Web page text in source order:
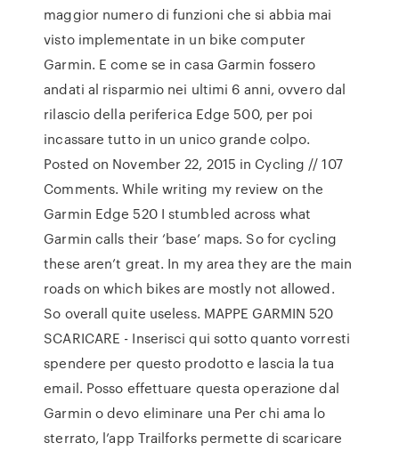
maggior numero di funzioni che si abbia mai
visto implementate in un bike computer
Garmin. E come se in casa Garmin fossero
andati al risparmio nei ultimi 6 anni, ovvero dal
rilascio della periferica Edge 500, per poi
incassare tutto in un unico grande colpo.
Posted on November 22, 2015 in Cycling // 107
Comments. While writing my review on the
Garmin Edge 520 I stumbled across what
Garmin calls their ‘base’ maps. So for cycling
these aren’t great. In my area they are the main
roads on which bikes are mostly not allowed.
So overall quite useless. MAPPE GARMIN 520
SCARICARE - Inserisci qui sotto quanto vorresti
spendere per questo prodotto e lascia la tua
email. Posso effettuare questa operazione dal
Garmin o devo eliminare una Per chi ama lo
sterrato, l’app Trailforks permette di scaricare